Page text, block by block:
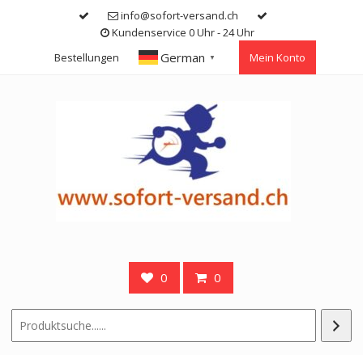
info@sofort-versand.ch
Kundenservice 0 Uhr - 24 Uhr
Bestellungen
German ▼ Mein Konto
0 0